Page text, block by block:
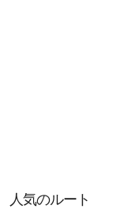
人気のルート